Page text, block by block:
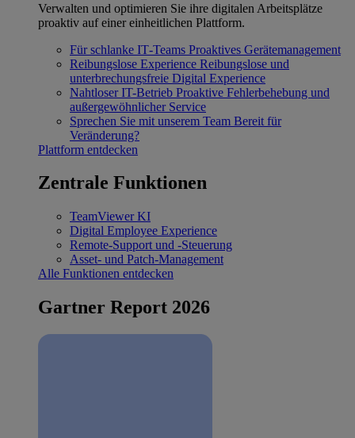
Verwalten und optimieren Sie ihre digitalen Arbeitsplätze
proaktiv auf einer einheitlichen Plattform.
Für schlanke IT‐Teams Proaktives Gerätemanagement
Reibungslose Experience Reibungslose und
unterbrechungsfreie Digital Experience
Nahtloser IT-Betrieb Proaktive Fehlerbehebung und
außergewöhnlicher Service
Sprechen Sie mit unserem Team Bereit für
Veränderung?
Plattform entdecken
Zentrale Funktionen
TeamViewer KI
Digital Employee Experience
Remote-Support und -Steuerung
Asset- und Patch-Management
Alle Funktionen entdecken
Gartner Report 2026